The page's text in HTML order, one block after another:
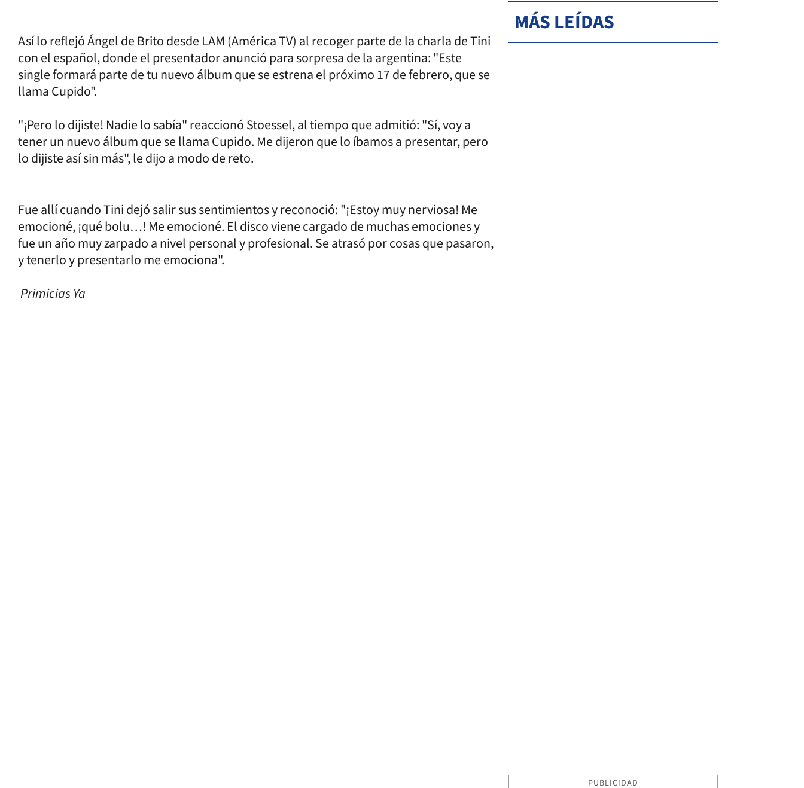
Así lo reflejó Ángel de Brito desde LAM (América TV) al recoger parte de la charla de Tini
con el español, donde el presentador anunció para sorpresa de la argentina: "Este
single formará parte de tu nuevo álbum que se estrena el próximo 17 de febrero, que se
llama Cupido".
"¡Pero lo dijiste! Nadie lo sabía" reaccionó Stoessel, al tiempo que admitió: "Sí, voy a
tener un nuevo álbum que se llama Cupido. Me dijeron que lo íbamos a presentar, pero
lo dijiste así sin más", le dijo a modo de reto.
Fue allí cuando Tini dejó salir sus sentimientos y reconoció: "¡Estoy muy nerviosa! Me
emocioné, ¡qué bolu…! Me emocioné. El disco viene cargado de muchas emociones y
fue un año muy zarpado a nivel personal y profesional. Se atrasó por cosas que pasaron,
y tenerlo y presentarlo me emociona".
Primicias Ya
MÁS LEÍDAS
PUBLICIDAD